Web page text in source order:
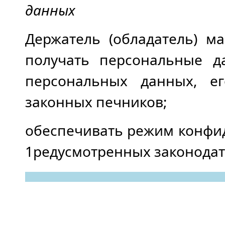
данных
Держатель (обладатель)
получать персональные
персональных данных,
законных печников;
обеспечивать режим
1редусмотренных